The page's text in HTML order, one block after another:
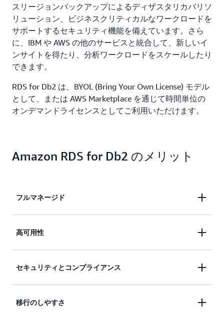
スリージョンバックアップによるディザスタリカバリソ
リューション、ビジネスクリティカルなワークロードを
サポートするセキュリティ機能を備えています。さら
に、IBM や AWS の他のサービスと統合して、新しいイ
ンサイトを得たり、分析ワークロードをスケールしたり
できます。
RDS for Db2 は、BYOL (Bring Your Own License) モデル
として、または AWS Marketplace を通じて時間単位の
オンデマンドライセンスとしてご利用いただけます。
Amazon RDS for Db2 のメリット
フルマネージド
時間のかかるデータベース管理タスクを自動化し、
することで、時間とコストを節約できます。
高可用性
高可用性と、マルチ AZ バックアップやクロスリー
ルなトランザクション、運用、分析のワークロード
セキュリティとコンプライアンス
セキュリティが最優先事項である AWS インフラス
移行のしやすさ